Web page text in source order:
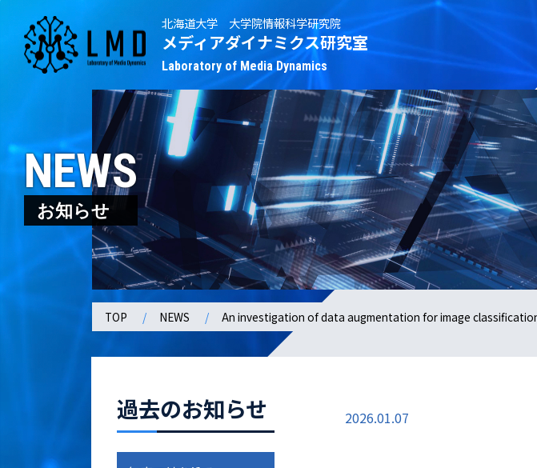
北海道大学 大学院情報科学研究院
メディアダイナミクス研究室
Laboratory of Media Dynamics
NEWS
お知らせ
TOP NEWS An investigation of data augmentation for image
過去のお知らせ 2026.01.07